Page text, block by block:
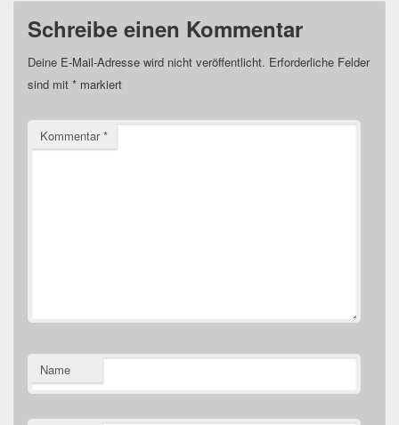
Schreibe einen Kommentar
Deine E-Mail-Adresse wird nicht veröffentlicht. Erforderliche Felder
sind mit * markiert
Kommentar*
Name